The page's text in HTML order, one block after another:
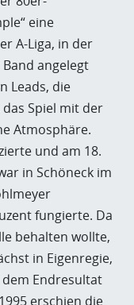
eine
A-Liga, in der
angelegt
Leads, die
Spiel mit der
Atmosphäre.
und am 18.
in Schöneck im
fungierte. Da
behalten wollte,
in Eigenregie,
Endresultat
erschien die